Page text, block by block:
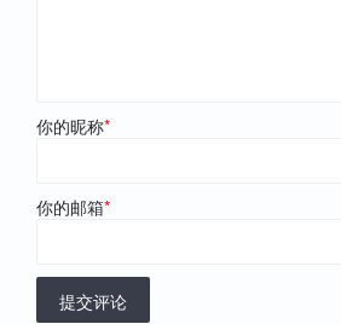
你的昵称*
你的邮箱*
提交评论